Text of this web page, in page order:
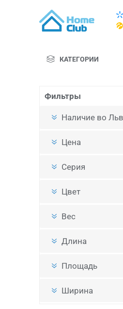
КАТЕГОРИИ
Фильтры
Наличие во
Цена
Серия
Цвет
Вес
Длина
Площадь
Ширина